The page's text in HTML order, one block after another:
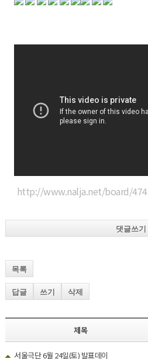
http://www.nalja.net/board/474
댓글쓰기
목록
답글 쓰기 삭제
제목
서울극단 6월 24일(토) 발표데이